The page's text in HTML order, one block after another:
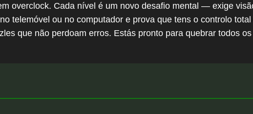
overclock. Cada nível é um novo desafio mental — exige
telemóvel ou no computador e prova que tens o controlo
que não perdoam erros. Estás pronto para quebrar todos